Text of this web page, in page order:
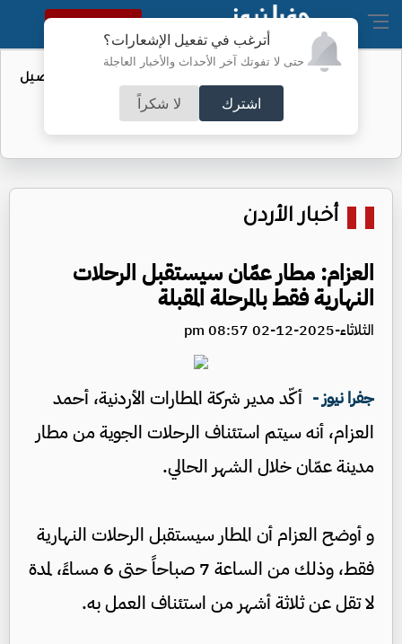
أترغب في تفعيل الإشعارات؟
حتى لا تفوتك آخر الأحداث والأخبار العاجلة
اشترك لا شكراً
النسخة الكاملة
عطاء حكومي لتعزيز مخزون النفط - تفاصيل
أخبار الأردن
العزام: مطار عمّان سيستقبل الرحلات
النهارية فقط بالمرحلة المقبلة
الثلاثاء-2025-12-02 08:57 pm
جفرا نيوز - أكّد مدير شركة المطارات الأردنية، أحمد
العزام، أنه سيتم استئناف الرحلات الجوية من مطار
مدينة عمّان خلال الشهر الحالي.
و أوضح العزام أن المطار سيستقبل الرحلات النهارية
فقط، وذلك من الساعة 7 صباحاً حتى 6 مساءً، لمدة
لا تقل عن ثلاثة أشهر من استئناف العمل به.